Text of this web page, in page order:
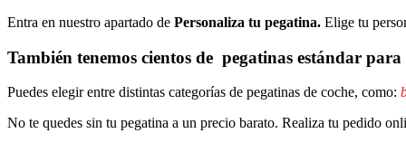
Entra en nuestro apartado de Personaliza tu pegatina. Elige tu
También tenemos cientos de pegatinas estándar para
Puedes elegir entre distintas categorías de pegatinas de coche, como:
No te quedes sin tu pegatina a un precio barato. Realiza tu pedido